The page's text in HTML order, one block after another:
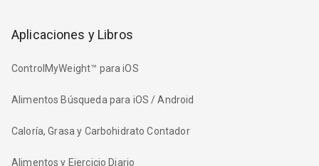
Aplicaciones y Libros
ControlMyWeight™ para iOS
Alimentos Búsqueda para iOS / Android
Caloría, Grasa y Carbohidrato Contador
Alimentos y Ejercicio Diario